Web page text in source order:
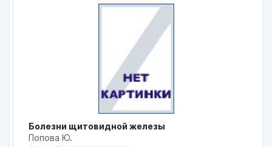
Болезни щитовидной железы
Попова Ю.